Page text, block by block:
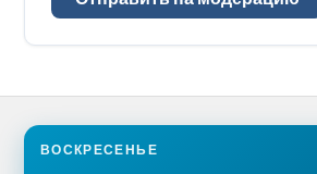
ВОСКРЕСЕНЬЕ